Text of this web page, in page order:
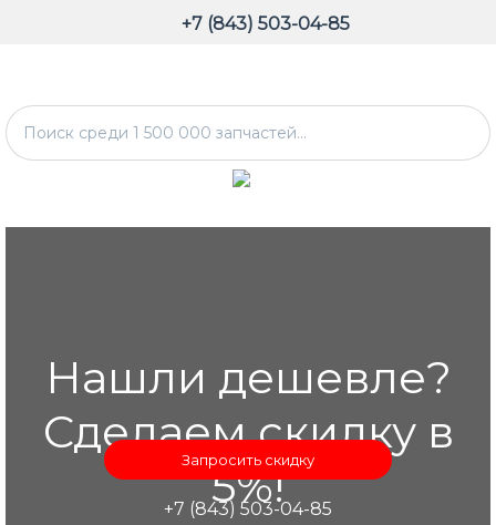
+7 (843) 503-04-85
Нашли дешевле?
Сделаем скидку в
5%!
Запросить скидку
+7 (843) 503-04-85